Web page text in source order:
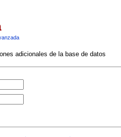
adicionales de la base de datos